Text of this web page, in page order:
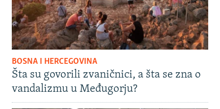
BOSNA I HERCEGOVINA
Šta su govorili zvaničnici, a šta se zna o
vandalizmu u Međugorju?